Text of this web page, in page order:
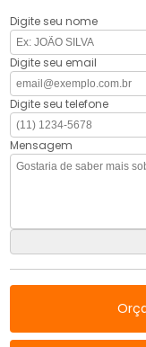
Digite seu nome
Digite seu email
Digite seu telefone
Mensagem